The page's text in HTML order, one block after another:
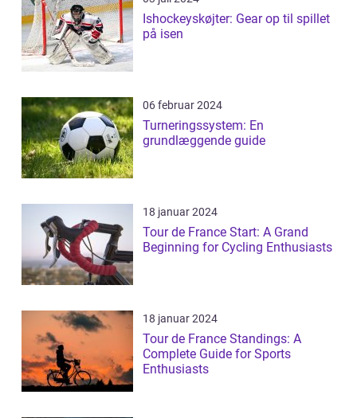
Ishockeyskøjter: Gear op til spillet
på isen
06 februar 2024
Turneringssystem: En
grundlæggende guide
18 januar 2024
Tour de France Start: A Grand
Beginning for Cycling Enthusiasts
18 januar 2024
Tour de France Standings: A
Complete Guide for Sports
Enthusiasts